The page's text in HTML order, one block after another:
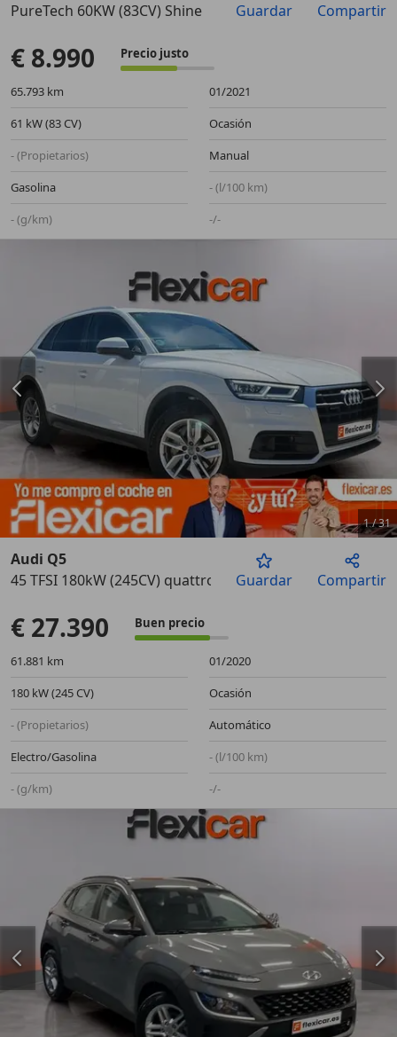
Anterior
PureTech 60KW (83CV) Shine
Guardar Compartir
€ 8.990 Precio justo
65.793 km
01/2021
61 kW (83 CV)
Ocasión
- (Propietarios)
Manual
Gasolina
- (l/100 km)
- (g/km)
-/-
Anterior
1/31
Audi Q5
45 TFSI 180kW (245CV) quattro S tronic
Guardar Compartir
€ 27.390 Buen precio
61.881 km
01/2020
180 kW (245 CV)
Ocasión
- (Propietarios)
Automático
Electro/Gasolina
- (l/100 km)
- (g/km)
-/-